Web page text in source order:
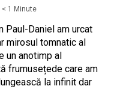
< 1 Minute
Paul-Daniel am urcat
mirosul tomnatic al
un anotimp al
frumusețede care am
la infinit dar